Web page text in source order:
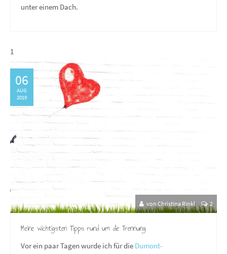
unter einem Dach.
1
06
AUG
2019
von Christina Rinkl 2
Meine wichtigsten Tipps rund um die Trennung
Vor ein paar Tagen wurde ich für die Dumont-